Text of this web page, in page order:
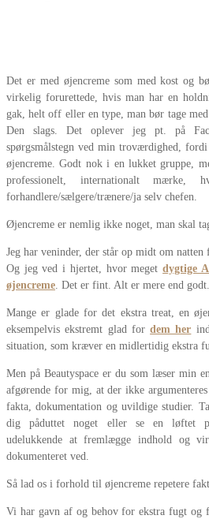
Det er med øjencreme som med kost og
virkelig forurettede, hvis man har en
gak, helt off eller en type, man bør tage
Den slags. Det oplever jeg pt. på
spørgsmålstegn ved min troværdighed,
øjencreme. Godt nok i en lukket gruppe,
professionelt, internationalt mærke,
forhandlere/sælgere/trænere/ja selv chefen.
Øjencreme er nemlig ikke noget, man skal
Jeg har veninder, der står op midt om natten
Og jeg ved i hjertet, hvor megetdygtige
øjencreme. Det er fint. Alt er mere end godt.
Mange er glade for det ekstra treat, en
eksempelvis ekstremt glad fordem her
situation, som kræver en midlertidig ekstra
Men på Beautyspace er du som læser min
afgørende for mig, at der ikke
fakta, dokumentation og uvildige studier.
dig påduttet noget eller se en løftet
udelukkende at fremlægge indhold og
dokumenteret ved.
Så lad os i forhold til øjencreme repetere
Vi har gavn af og behov for ekstra fugt og